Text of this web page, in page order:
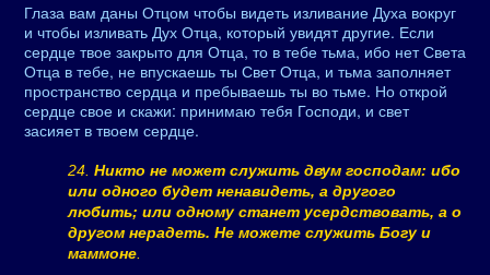
Глаза вам даны Отцом чтобы видеть изливание Духа вокруг
и чтобы изливать Дух Отца, который увидят другие. Если
сердце твое закрыто для Отца, то в тебе тьма, ибо нет Света
Отца в тебе, не впускаешь ты Свет Отца, и тьма заполняет
пространство сердца и пребываешь ты во тьме. Но открой
сердце свое и скажи: принимаю тебя Господи, и свет
засияет в твоем сердце.
24. Никто не может служить двум господам: ибо
или одного будет ненавидеть, а другого
любить; или одному станет усердствовать, а о
другом нерадеть. Не можете служить Богу и
маммоне